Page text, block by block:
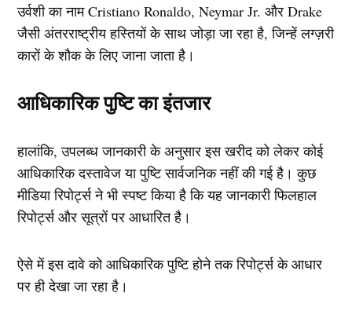
उर्वशी का नाम Cristiano Ronaldo, Neymar Jr. और Drake
जैसी अंतरराष्ट्रीय हस्तियों के साथ जोड़ा जा रहा है, जिन्हें लग्ज़री
कारों के शौक के लिए जाना जाता है।
आधिकारिक पुष्टि का इंतजार
हालांकि, उपलब्ध जानकारी के अनुसार इस खरीद को लेकर कोई
आधिकारिक दस्तावेज या पुष्टि सार्वजनिक नहीं की गई है। कुछ
मीडिया रिपोर्ट्स ने भी स्पष्ट किया है कि यह जानकारी फिलहाल
रिपोर्ट्स और सूत्रों पर आधारित है।
ऐसे में इस दावे को आधिकारिक पुष्टि होने तक रिपोर्ट्स के आधार
पर ही देखा जा रहा है।